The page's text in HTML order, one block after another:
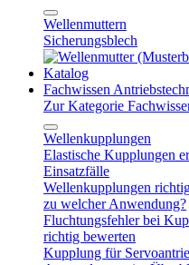
Wellenmuttern
Sicherungsblech
Katalog
Fachwissen
Zur Kategorie
Wellenkupplungen
Elastische Kupplungen
Einsatzfälle
Wellenkupplungen
zu welcher Anwendung?
Fluchtungsfehler bei
richtig bewerten
Kupplung für